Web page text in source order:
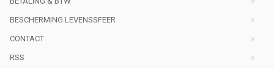
BESCHERMING LEVENSSFEER
CONTACT
RSS